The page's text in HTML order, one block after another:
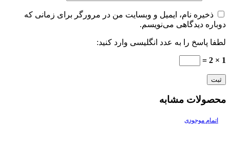
ذخیره نام، ایمیل و وبسایت من در مرورگر برای زمانی که
دوباره دیدگاهی می‌نویسم.
لطفا پاسخ را به عدد انگلیسی وارد کنید:
1 × 2 =
محصولات مشابه
اتمام موجودی